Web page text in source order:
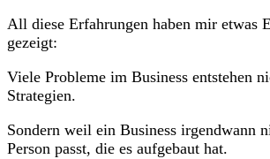
All diese Erfahrungen haben mir etwas
gezeigt:
Viele Probleme im Business entstehen
Strategien.
Sondern weil ein Business irgendwann
Person passt, die es aufgebaut hat.